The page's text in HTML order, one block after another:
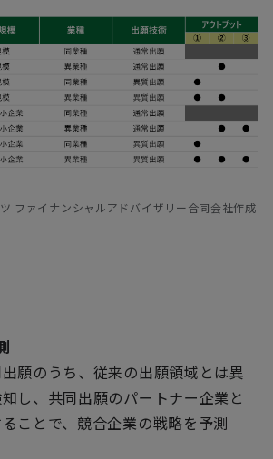
ファイナンシャルアドバイザリー合同会社作成
願のうち、従来の出願領域とは異
し、共同出願のパートナー企業と
ことで、競合企業の戦略を予測